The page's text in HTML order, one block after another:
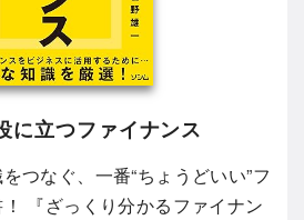
に立つファイナンス
つなぐ、一番“ちょうどいい”フ
『ざっくり分かるファイナン